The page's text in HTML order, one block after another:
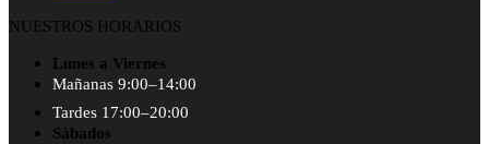
NUESTROS HORARIOS
Lunes a Viernes
Mañanas 9:00–14:00
Tardes 17:00–20:00
Sábados